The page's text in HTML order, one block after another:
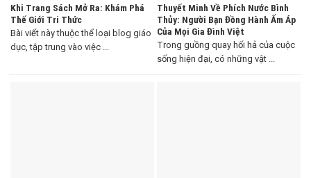
Khi Trang Sách Mở Ra: Khám Phá
Thế Giới Tri Thức
Bài viết này thuộc thể loại blog giáo
dục, tập trung vào việc ...
Thuyết Minh Về Phích Nước Bình
Thủy: Người Bạn Đồng Hành Ấm Áp
Của Mọi Gia Đình Việt
Trong guồng quay hối hả của cuộc
sống hiện đại, có những vật ...